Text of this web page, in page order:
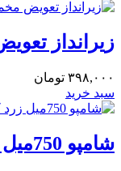
زیرانداز
۳۹۸,۰۰۰ تومان
سبد خرید
شامپو 750میل زرد کودک جانسون